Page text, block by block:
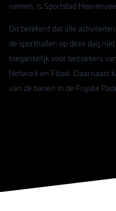
nemen, is Sportstad
Dit betekent dat alle
de sporthallen op deze dag
toegankelijk voor bezoekers
Network en Fitaal. Daarnaast
van de banen in de Fryske